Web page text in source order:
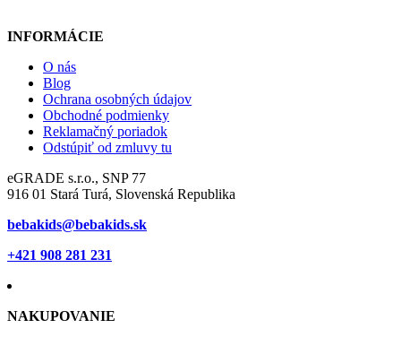
INFORMÁCIE
O nás
Blog
Ochrana osobných údajov
Obchodné podmienky
Reklamačný poriadok
Odstúpiť od zmluvy tu
eGRADE s.r.o., SNP 77
916 01 Stará Turá, Slovenská Republika
bebakids@bebakids.sk
+421 908 281 231
NAKUPOVANIE